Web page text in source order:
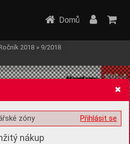
volitelných informací
Domů
2018 » 9/2018
Přihlásit se
zóny
nákup